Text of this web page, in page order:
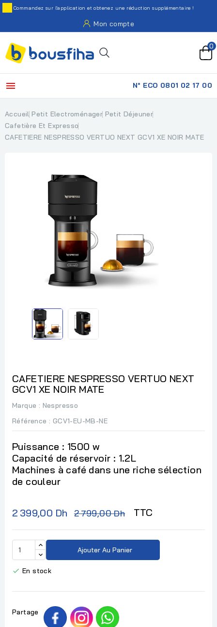
Commandez sur l'application et obtenez une réduction supplémentaire !
Mon compte
0
 N° ECO 0801 02 17 00
Accueil Petit Electroménager Petit Déjeuner
Cafetière Et Expresso
CAFETIERE NESPRESSO VERTUO NEXT GCV1 XE NOIR MATE
CAFETIERE NESPRESSO VERTUO NEXT
GCV1 XE NOIR MATE
Marque : Nespresso
Référence : GCV1-EU-MB-NE
Puissance : 1500 w
Capacité de réservoir : 1.2L
Machines à café dans une riche sélection
de couleur
2 399,00 Dh 2 799,00 Dh TTC
Ajouter Au Panier
 En stock
Partage